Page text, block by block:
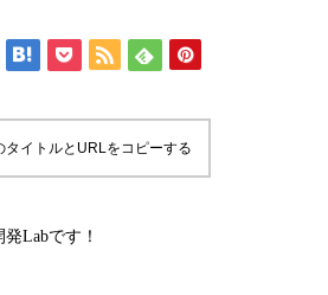
タイトルとURLをコピーする
Labです！